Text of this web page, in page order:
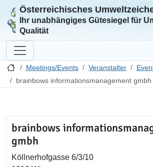
Zur Startseite
Österreichisches
Ihr unabhängiges Gütesiegel für
Qualität
Meetings/Events Veranstalter
brainbows informationsmanagement gmbh
brainbows
gmbh
Köllnerhofgasse 6/3/10